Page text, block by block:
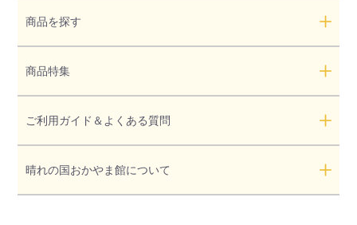
商品を探す
商品特集
ご利用ガイド＆よくある質問
晴れの国おかやま館について